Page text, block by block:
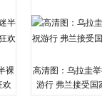
裸
欢
高清图：乌拉圭
游行 弗兰接受国